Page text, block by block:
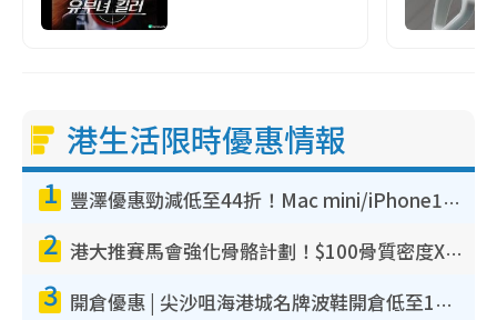
港生活限時優惠情報
1 豐澤優惠勁減低至44折！Mac mini/iPhone17Pro大減價！廚房家電$220起
2 港大推賽馬會強化骨骼計劃！$100骨質密度X光檢查 完成免費運動訓練送超市禮券！附參加資格
3 開倉優惠 | 尖沙咀海港城名牌波鞋開倉低至1折！On鞋$899起／Joy&Peace鞋履$98起